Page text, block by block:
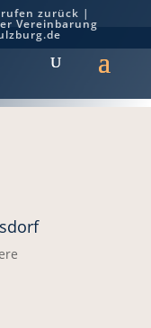
rufen zurück |
Vereinbarung